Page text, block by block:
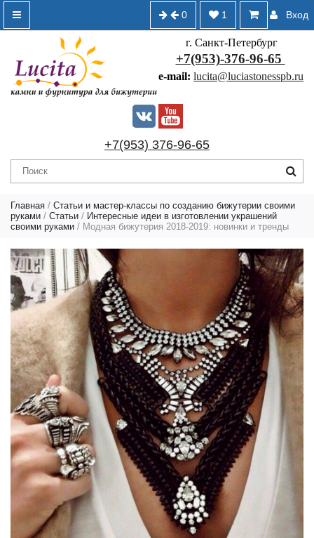
Вход
1
0
г. Санкт-Петербург
+7(953)-376-96-65
e-mail: lucita@luciastonesspb.ru
+7(953) 376-96-65
Главная / Статьи и мастер-классы по созданию бижутерии своими
руками / Статьи / Интересные идеи в изготовлении украшений
своими руками / Модная бижутерия 2018-2019: новинки и тренды